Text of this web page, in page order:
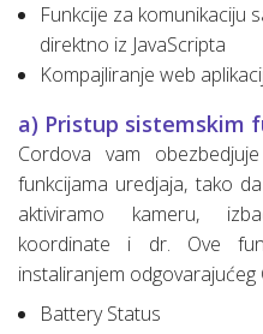
Funkcije za komunikaciju
direktno iz JavaScripta
Kompajliranje web
a) Pristup sistemskim
Cordova vam
funkcijama uredjaja, tako
aktiviramo kameru,
koordinate i dr. Ove
instaliranjem odgovarajućeg
Battery Status